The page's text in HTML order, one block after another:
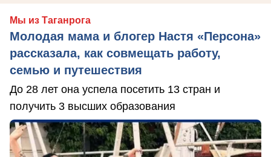
Мы из Таганрога
Молодая мама и блогер Настя «Персона»
рассказала, как совмещать работу,
семью и путешествия
До 28 лет она успела посетить 13 стран и
получить 3 высших образования